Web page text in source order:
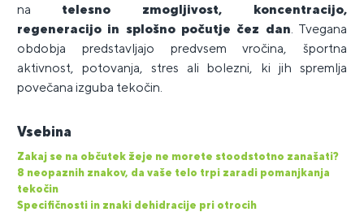
na telesno zmogljivost, koncentracijo,
regeneracijo in splošno počutje čez dan . Tvegana
obdobja predstavljajo predvsem vročina, športna
aktivnost, potovanja, stres ali bolezni, ki jih spremlja
povečana izguba tekočin.
Vsebina
Zakaj se na občutek žeje ne morete stoodstotno zanašati?
8 neopaznih znakov, da vaše telo trpi zaradi pomanjkanja
tekočin
Specifičnosti in znaki dehidracije pri otrocih